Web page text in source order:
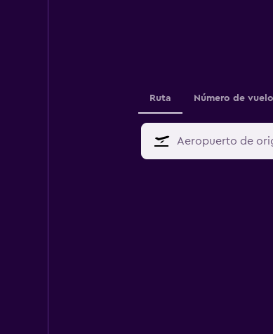
Ruta Número de vuelo